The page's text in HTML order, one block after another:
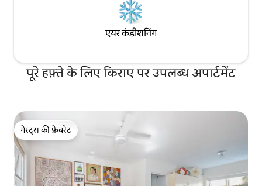
उपनगरों में आम नहीं है! अंडर - फ़्लोर हीटिंग एयर
साथ - साथ शानदार कैफे, रेस्तरां और सार्वजनिक
परिवहन दोनों के लिए आसान चलना।
एयर कंडीशनिंग
पूरे हफ़्ते के लिए किराए पर उपलब्ध अपार्टमेंट
गेस्ट्स की फ़ेवरेट
गेस्ट्स की फ़ेवरेट